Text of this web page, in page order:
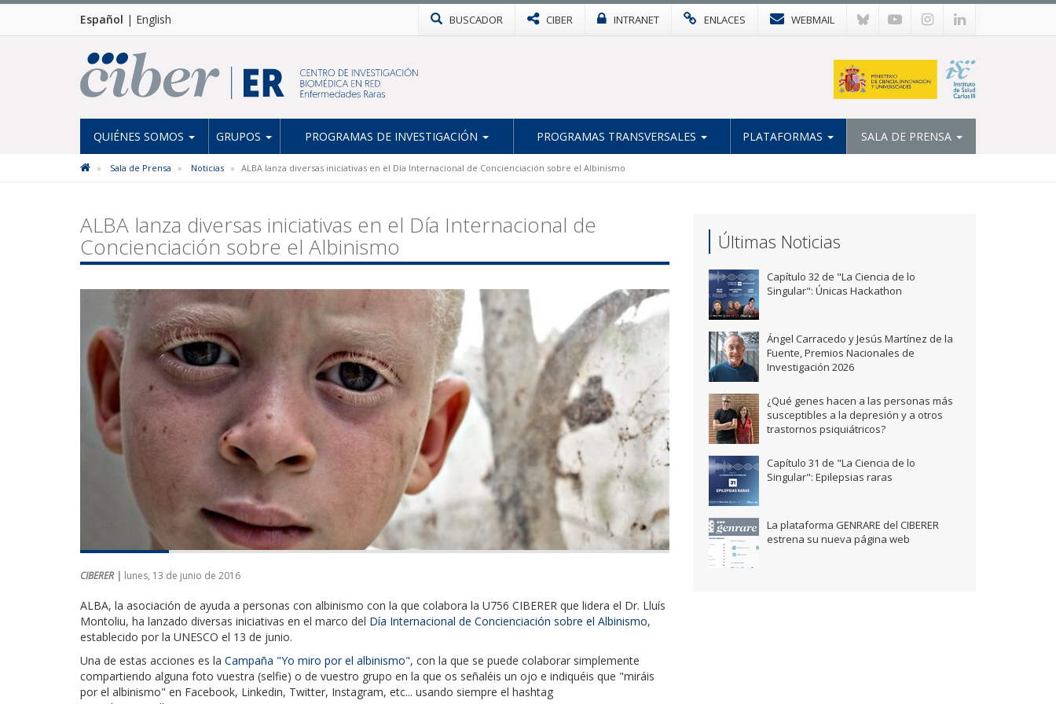
Español | English BUSCADOR CIBER INTRANET ENLACES WEBMAIL
QUIÉNES SOMOS GRUPOS PROGRAMAS DE INVESTIGACIÓN PROGRAMAS TRANSVERSALES PLATAFORMAS SALA DE PRENSA
Sala de Prensa Noticias ALBA lanza diversas iniciativas en el Día Internacional de Concienciación sobre el Albinismo
ALBA lanza diversas iniciativas en el Día Internacional de
Concienciación sobre el Albinismo
CIBERER | lunes, 13 de junio de 2016
ALBA, la asociación de ayuda a personas con albinismo con la que colabora la U756 CIBERER que lidera el Dr. Lluís
Montoliu, ha lanzado diversas iniciativas en el marco del Día Internacional de Concienciación sobre el Albinismo,
establecido por la UNESCO el 13 de junio.
Una de estas acciones es la Campaña "Yo miro por el albinismo", con la que se puede colaborar simplemente
compartiendo alguna foto vuestra (selfie) o de vuestro grupo en la que os señaléis un ojo e indiquéis que "miráis
por el albinismo" en Facebook, Linkedin, Twitter, Instagram, etc... usando siempre el hashtag
Últimas Noticias
Capítulo 32 de "La Ciencia de lo
Singular": Únicas Hackathon
Ángel Carracedo y Jesús Martínez de la
Fuente, Premios Nacionales de
Investigación 2026
¿Qué genes hacen a las personas más
susceptibles a la depresión y a otros
trastornos psiquiátricos?
Capítulo 31 de "La Ciencia de lo
Singular": Epilepsias raras
La plataforma GENRARE del CIBERER
estrena su nueva página web